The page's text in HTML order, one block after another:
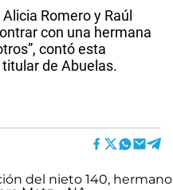
Romero y Raúl
con una hermana
contó esta
de Abuelas.